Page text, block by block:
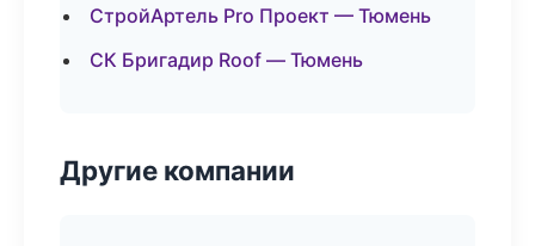
СтройАртель Pro Проект — Тюмень
СК Бригадир Roof — Тюмень
Другие компании